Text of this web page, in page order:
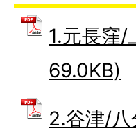
1.元長窪/
69.0KB)
2.谷津/